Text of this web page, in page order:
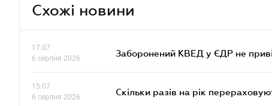
Схожі новини
17.07
6 серпня 2026
Заборонений КВЕД у ЄДР не
15.07
6 серпня 2026
Скільки разів на рік